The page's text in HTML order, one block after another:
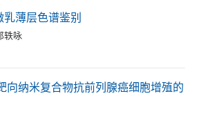
薄层色谱鉴别
轶咏
向纳米复合物抗前列腺癌细胞增殖的